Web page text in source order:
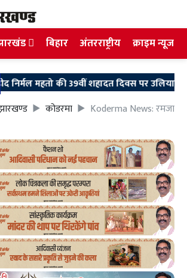
बिहार अंतरराष्ट्रीय क्राइम न्यूज
महतो की 39वीं शहादत दिवस पर उलियान पहुंचे
कोडरमा Koderma News: